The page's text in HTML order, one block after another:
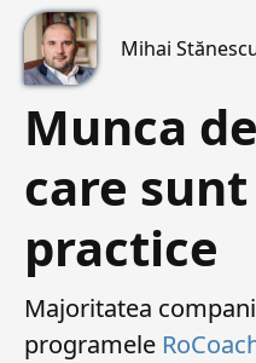
Mihai
Munca
care
practice
Majoritatea
programele